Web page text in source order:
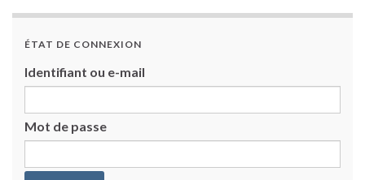
ÉTAT DE CONNEXION
Identifiant ou e-mail
Mot de passe